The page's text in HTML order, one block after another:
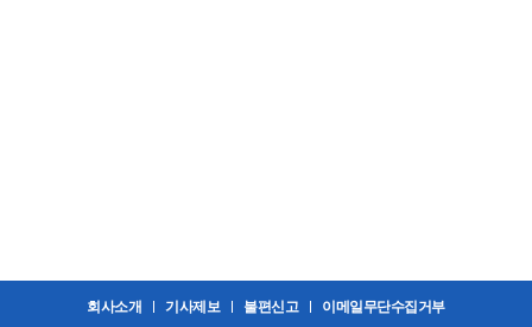
회사소개 기사제보 불편신고
이메일무단수집거부